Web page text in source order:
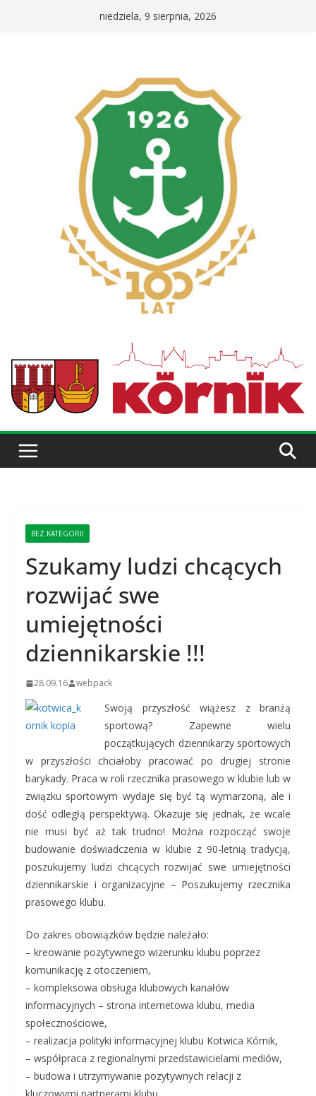
niedziela, 9 sierpnia, 2026
BEZ KATEGORII
Szukamy ludzi chcących
rozwijać swe
umiejętności
dziennikarskie !!!
28.09.16 webpack
Swoją przyszłość wiążesz z branżą
sportową? Zapewne wielu
początkujących dziennikarzy sportowych
w przyszłości chciałoby pracować po drugiej stronie
barykady. Praca w roli rzecznika prasowego w klubie lub w
związku sportowym wydaje się być tą wymarzoną, ale i
dość odległą perspektywą. Okazuje się jednak, że wcale
nie musi być aż tak trudno! Można rozpocząć swoje
budowanie doświadczenia w klubie z 90-letnią tradycją,
poszukujemy ludzi chcących rozwijać swe umiejętności
dziennikarskie i organizacyjne – Poszukujemy rzecznika
prasowego klubu.
Do zakres obowiązków będzie należało:
– kreowanie pozytywnego wizerunku klubu poprzez
komunikację z otoczeniem,
– kompleksowa obsługa klubowych kanałów
informacyjnych – strona internetowa klubu, media
społecznościowe,
– realizacja polityki informacyjnej klubu Kotwica Kórnik,
– współpraca z regionalnymi przedstawicielami mediów,
– budowa i utrzymywanie pozytywnych relacji z